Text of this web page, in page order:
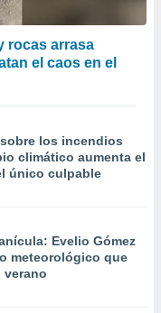
rocas arrasa
el caos en el
los incendios
climático aumenta el
único culpable
Evelio Gómez
meteorológico que
verano